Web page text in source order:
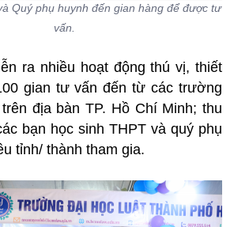
Quý phụ huynh đến gian hàng để được tư
vấn.
ra nhiều hoạt động thú vị, thiết
gian tư vấn đến từ các trường
địa bàn TP. Hồ Chí Minh; thu
bạn học sinh THPT và quý phụ
tỉnh/ thành tham gia.